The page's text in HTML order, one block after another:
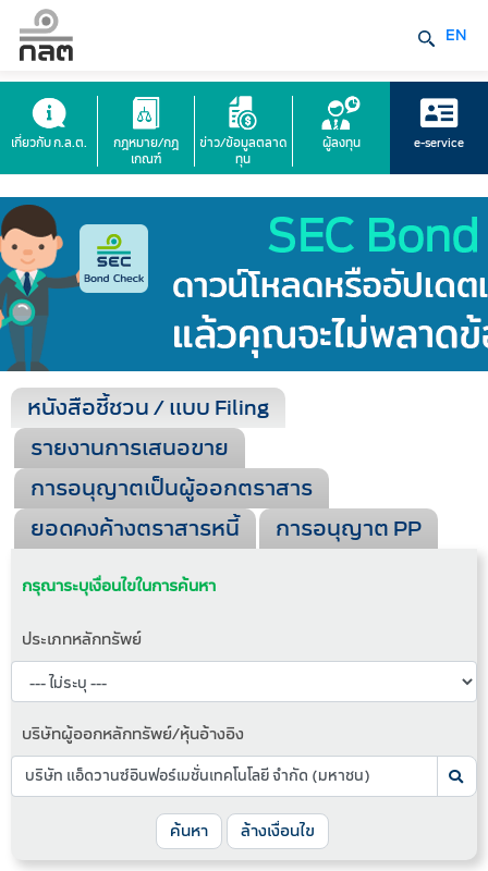
EN
เกี่ยวกับ ก.ล.ต.
กฎหมาย/กฎ
เกณฑ์
ข่าว/ข้อมูลตลาด
ทุน
ผู้ลงทุน e-service
หนังสือชี้ชวน / แบบ Filing
รายงานการเสนอขาย
การอนุญาตเป็นผู้ออกตราสาร
ยอดคงค้างตราสารหนี้
การอนุญาต PP
กรุณาระบุเงื่อนไขในการค้นหา
ประเภทหลักทรัพย์
บริษัทผู้ออกหลักทรัพย์/หุ้นอ้างอิง
ค้นหา ล้างเงื่อนไข